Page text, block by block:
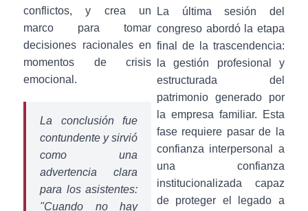
conflictos, y crea un
marco para tomar
decisiones racionales en
momentos de crisis
emocional.
La conclusión fue
contundente y sirvió
como una
advertencia clara
para los asistentes:
"Cuando no hay
La última sesión del
congreso abordó la etapa
final de la trascendencia:
la gestión profesional y
estructurada del
patrimonio generado por
la empresa familiar. Esta
fase requiere pasar de la
confianza interpersonal a
una confianza
institucionalizada capaz
de proteger el legado a